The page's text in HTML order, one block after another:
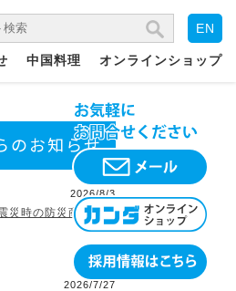
EN
中国料理 オンラインショップ
のお知らせ
2026/8/3
災時の防災商品
2026/7/27